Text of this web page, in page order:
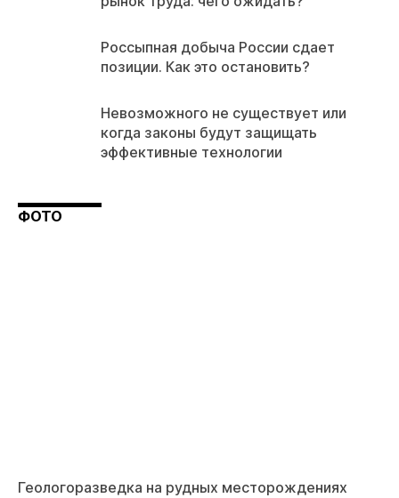
Россыпная добыча России сдает
позиции. Как это остановить?
Невозможного не существует или
когда законы будут защищать
эффективные технологии
ФОТО
Геологоразведка на рудных месторождениях